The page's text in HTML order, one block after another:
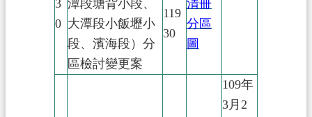
3
0
潭段塘背小段、
大潭段小飯壢小
段、濱海段）分
區檢討變更案
119
30
清冊
分區
圖
109年
3月2